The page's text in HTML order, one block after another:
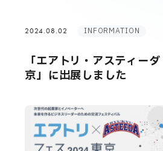
NEWS
MEMBERS
2024.08.02 INFORMATION
「エアトリ・アスティー
京」に出展しました